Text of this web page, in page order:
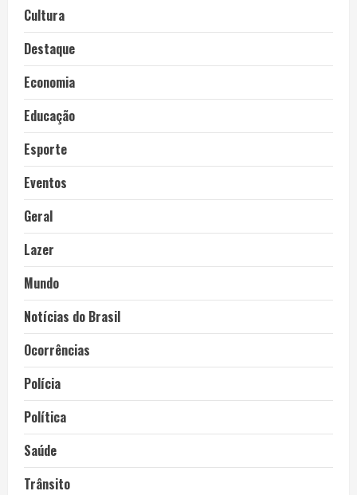
Cultura
Destaque
Economia
Educação
Esporte
Eventos
Geral
Lazer
Mundo
Notícias do Brasil
Ocorrências
Polícia
Política
Saúde
Trânsito